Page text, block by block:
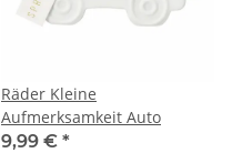
Räder Kleine
Aufmerksamkeit Auto
9,99 € *